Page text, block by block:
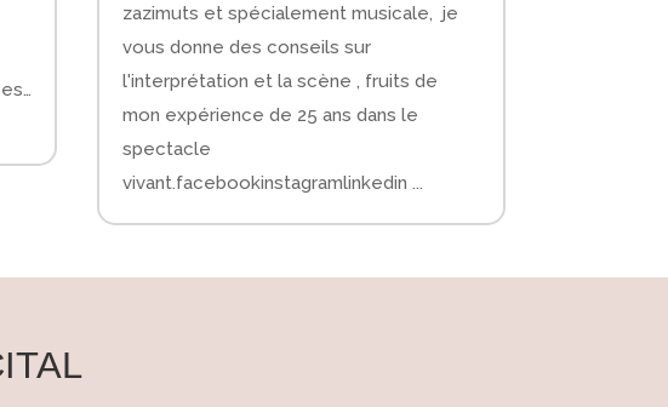
zazimuts et spécialement musicale, je
vous donne des conseils sur
l'interprétation et la scène , fruits de
mon expérience de 25 ans dans le
spectacle
vivant.facebookinstagramlinkedin ...